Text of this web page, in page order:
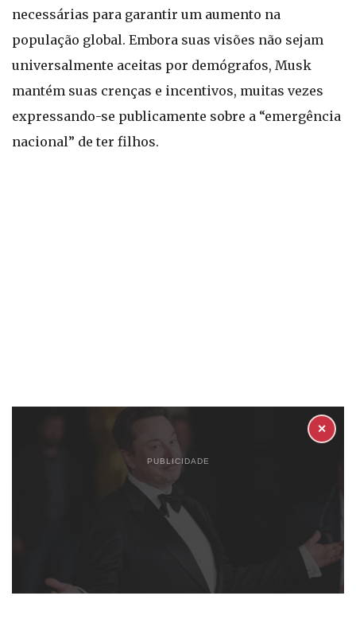
necessárias para garantir um aumento na
população global. Embora suas visões não sejam
universalmente aceitas por demógrafos, Musk
mantém suas crenças e incentivos, muitas vezes
expressando-se publicamente sobre a “emergência
nacional” de ter filhos.
PUBLICIDADE
✕